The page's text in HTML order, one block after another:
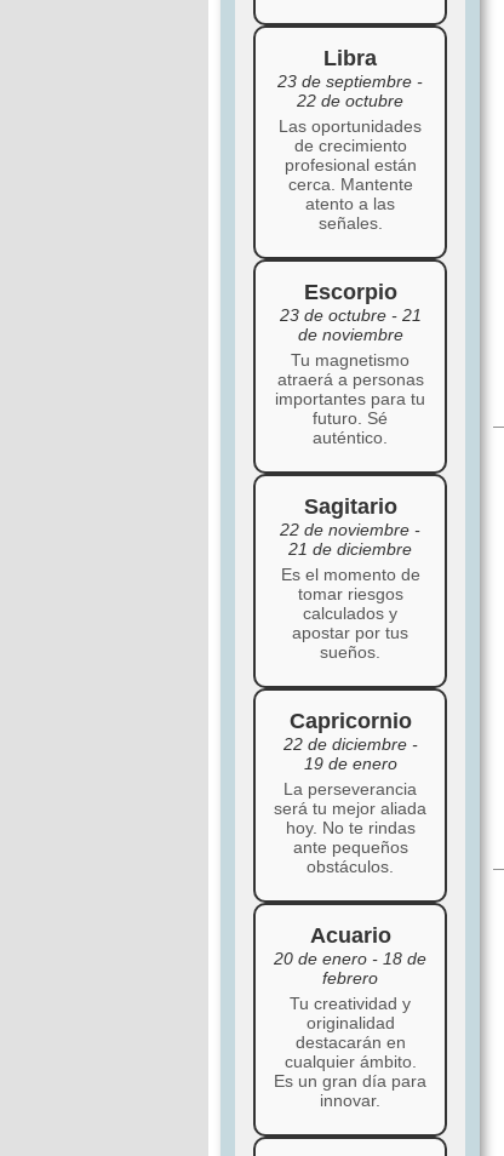
Libra
23 de septiembre -
22 de octubre
Las oportunidades
de crecimiento
profesional están
cerca. Mantente
atento a las
señales.
Escorpio
23 de octubre - 21
de noviembre
Tu magnetismo
atraerá a personas
importantes para tu
futuro. Sé
auténtico.
Sagitario
22 de noviembre -
21 de diciembre
Es el momento de
tomar riesgos
calculados y
apostar por tus
sueños.
Capricornio
22 de diciembre -
19 de enero
La perseverancia
será tu mejor aliada
hoy. No te rindas
ante pequeños
obstáculos.
Acuario
20 de enero - 18 de
febrero
Tu creatividad y
originalidad
destacarán en
cualquier ámbito.
Es un gran día para
innovar.